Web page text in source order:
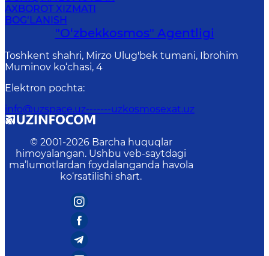
AXBOROT XIZMATI
BOG‘LANISH
"O‘zbekkosmos" Agentligi
Toshkent shahri, Mirzo Ulug'bek tumani, Ibrohim
Muminov ko‘chasi, 4
Elektron pochta:
info@uzspace.uz-------uzkosmosexat.uz
© 2001-2026 Barcha huquqlar
himoyalangan. Ushbu veb-saytdagi
ma’lumotlardan foydalanganda havola
ko‘rsatilishi shart.